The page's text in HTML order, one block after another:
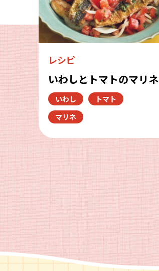
レシピ
いわしとトマトのマリネ
いわし
トマト
マリネ